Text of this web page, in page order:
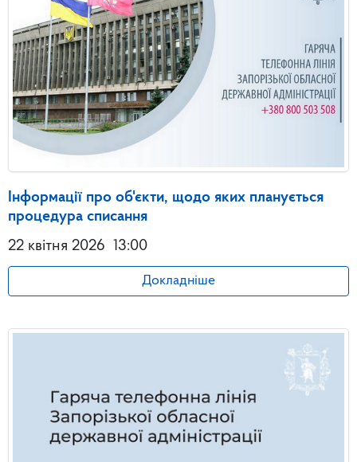
Інформації про об'єкти, щодо яких планується
процедура списання
22 квітня 2026 13:00
Докладніше